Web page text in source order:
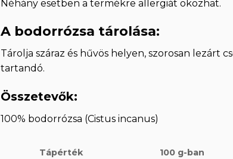
Néhány esetben a termékre allergiát okozhat.
A bodorrózsa tárolása:
Tárolja száraz és hűvös helyen, szorosan lezárt
tartandó.
Összetevők:
100% bodorrózsa (Cistus incanus)
Tápérték 100 g-ban